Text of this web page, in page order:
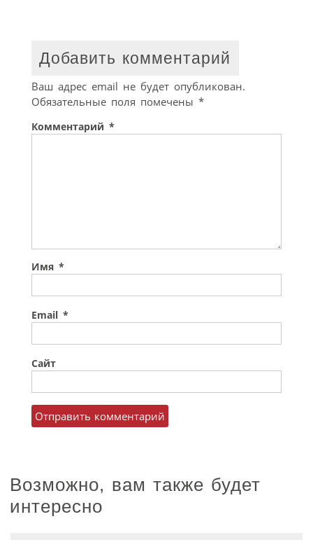
Добавить комментарий
Ваш адрес email не будет опубликован.
Обязательные поля помечены *
Комментарий *
Имя *
Email *
Сайт
Возможно, вам также будет
интересно